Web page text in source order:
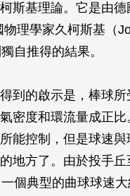
斯基理論。它是由德
物理學家久柯斯基（
自推得的結果。
到的啟示是，棒球
密度和環流量成正
能控制，但是球速
地方了。由於投手
個典型的曲球球速